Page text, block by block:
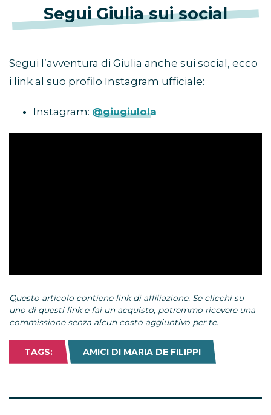
Segui Giulia sui social
Segui l’avventura di Giulia anche sui social, ecco
i link al suo profilo Instagram ufficiale:
Instagram: @giugiulola
Questo articolo contiene link di affiliazione. Se clicchi su
uno di questi link e fai un acquisto, potremmo ricevere una
commissione senza alcun costo aggiuntivo per te.
TAGS: AMICI DI MARIA DE FILIPPI